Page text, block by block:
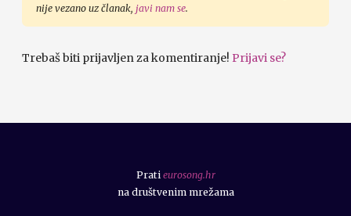
nije vezano uz članak, javi nam se.
Trebaš biti prijavljen za komentiranje! Prijavi se?
Prati eurosong.hr
na društvenim mrežama